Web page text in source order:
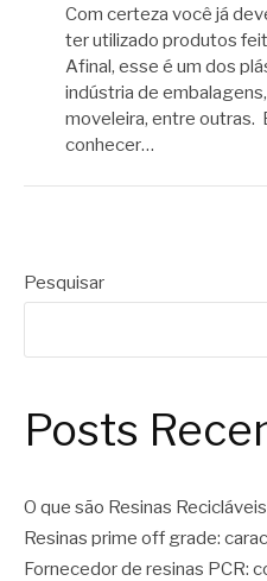
Com certeza você já
ter utilizado produtos
Afinal, esse é um dos
indústria de
moveleira, entre outras.
conhecer…
Pesquisar
Posts
O que são Resinas
Resinas prime off grade:
Fornecedor de resinas PCR: